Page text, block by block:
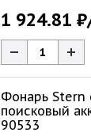
1 924.81 ₽
Фонарь Stern
поисковый
90533